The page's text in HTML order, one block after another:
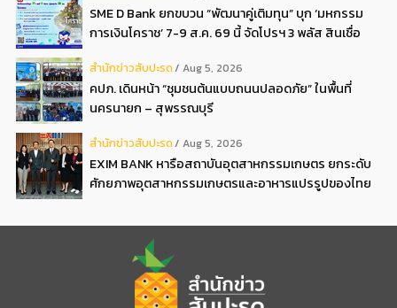
SME D Bank ยกขบวน “พัฒนาคู่เติมทุน” บุก ‘มหกรรม
การเงินโคราช’ 7-9 ส.ค. 69 นี้ จัดโปรฯ 3 พลัส สินเชื่อ
สํานักข่าวสับปะรด Aug 5, 2026
คปภ. เดินหน้า “ชุมชนต้นแบบถนนปลอดภัย” ในพื้นที่
นครนายก – สุพรรณบุรี
สํานักข่าวสับปะรด Aug 5, 2026
EXIM BANK หารือสถาบันอุตสาหกรรมเกษตร ยกระดับ
ศักยภาพอุตสาหกรรมเกษตรและอาหารแปรรูปของไทย